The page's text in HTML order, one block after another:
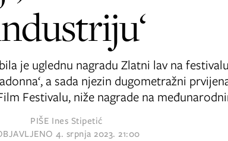
je uglednu nagradu Zlatni lav na
a sada njezin dugometražni
Festivalu, niže nagrade na
PIŠE Ines Stipetić
4. srpnja 2023. 21:00